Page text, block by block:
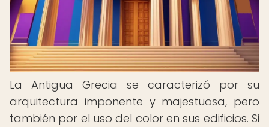
La Antigua Grecia se caracterizó por su
arquitectura imponente y majestuosa, pero
también por el uso del color en sus edificios. Si